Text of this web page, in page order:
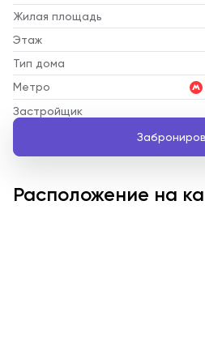
Жилая площадь
Этаж
Тип дома
Метро
Застройщик
Расположение на